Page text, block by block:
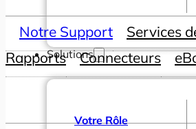
Solutions
Votre Rôle
Notre Support
Services
Rapports
Connecteurs